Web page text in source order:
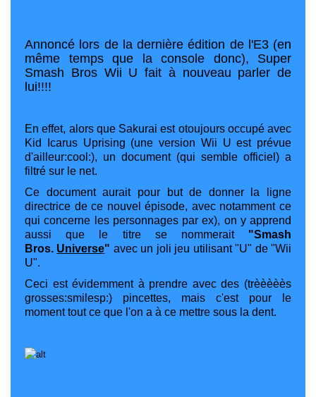
Annoncé lors de la dernière édition de l'E3 (en
même temps que la console donc), Super
Smash Bros Wii U fait à nouveau parler de
lui!!!!
En effet, alors que Sakurai est otoujours occupé avec
Kid Icarus Uprising (une version Wii U est prévue
d'ailleur:cool:), un document (qui semble officiel) a
filtré sur le net.
Ce document aurait pour but de donner la ligne
directrice de ce nouvel épisode, avec notamment ce
qui concerne les personnages par ex), on y apprend
aussi que le titre se nommerait "Smash
Bros. Universe" avec un joli jeu utilisant "U" de "Wii
U".
Ceci est évidemment à prendre avec des (trèèèèès
grosses:smilesp:) pincettes, mais c'est pour le
moment tout ce que l'on a à ce mettre sous la dent.